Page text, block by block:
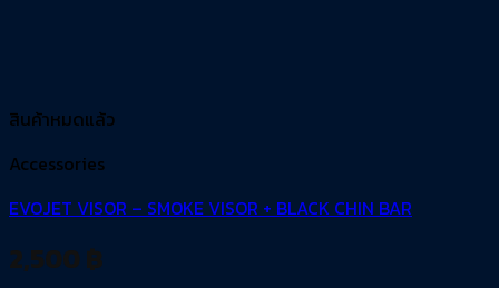
สินค้าหมดแล้ว
Accessories
EVOJET VISOR – SMOKE VISOR + BLACK CHIN BAR
2,500 ฿